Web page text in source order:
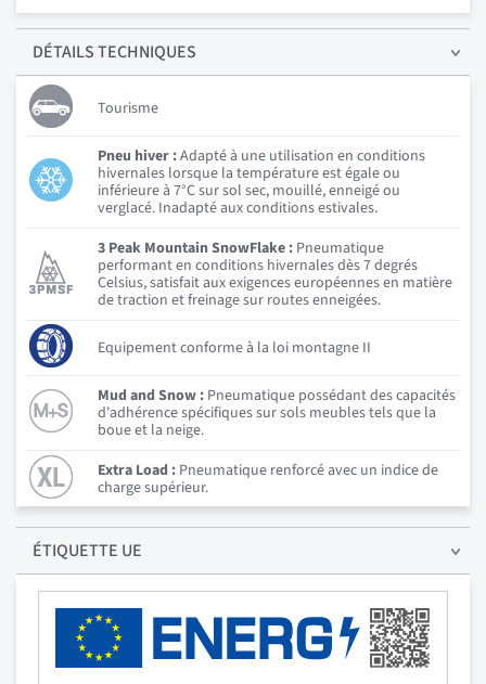
DÉTAILSTECHNIQUES
Tourisme
Pneu hiver :Adapté à une utilisation en conditions
hivernales lorsque la température est égale ou
inférieure à 7°C sur sol sec, mouillé, enneigé ou
verglacé. Inadapté aux conditions estivales.
3 Peak Mountain SnowFlake : Pneumatique
performant en conditions hivernales dès 7 degrés
Celsius, satisfait aux exigences européennes en matière
de traction et freinage sur routes enneigées.
Equipement conforme à la loi montagne II
Mud and Snow : Pneumatique possédant des capacités
d'adhérence spécifiques sur sols meubles tels que la
boue et la neige.
Extra Load : Pneumatique renforcé avec un indice de
charge supérieur.
ÉTIQUETTE UE